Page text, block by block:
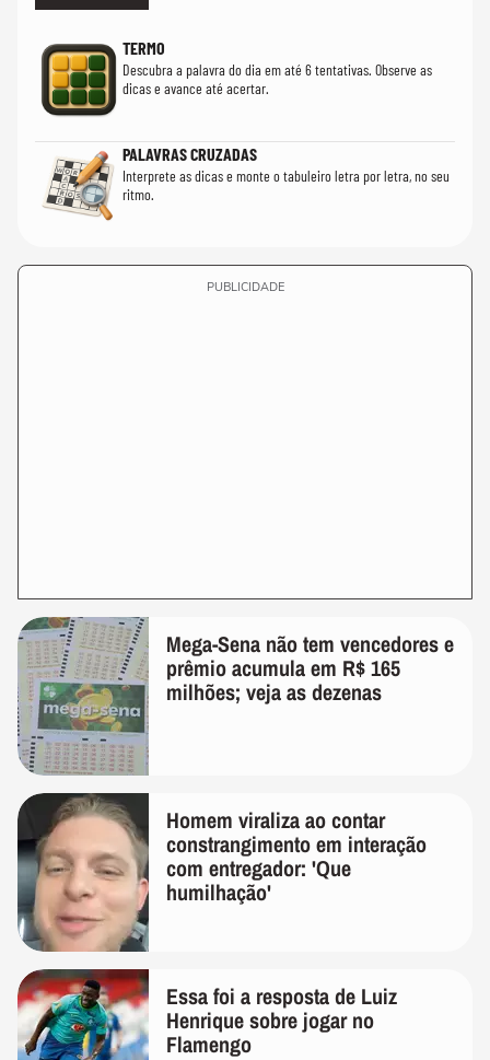
TERMO
Descubra a palavra do dia em até 6 tentativas. Observe as
dicas e avance até acertar.
PALAVRAS CRUZADAS
Interprete as dicas e monte o tabuleiro letra por letra, no seu
ritmo.
PUBLICIDADE
Mega-Sena não tem vencedores e
prêmio acumula em R$ 165
milhões; veja as dezenas
Homem viraliza ao contar
constrangimento em interação
com entregador: 'Que
humilhação'
Essa foi a resposta de Luiz
Henrique sobre jogar no
Flamengo